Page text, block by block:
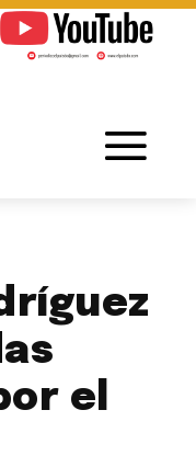
el